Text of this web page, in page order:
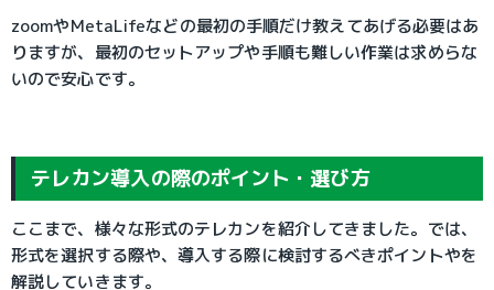
zoomやMetaLifeなどの最初の手順だけ教えてあげる必要はあ
りますが、最初のセットアップや手順も難しい作業は求めらな
いので安心です。
テレカン導入の際のポイント・選び方
ここまで、様々な形式のテレカンを紹介してきました。では、
形式を選択する際や、導入する際に検討するべきポイントやを
解説していきます。